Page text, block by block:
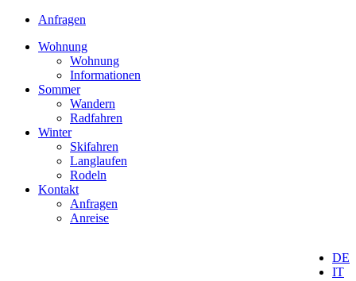
Anfragen
Wohnung
Wohnung
Informationen
Sommer
Wandern
Radfahren
Winter
Skifahren
Langlaufen
Rodeln
Kontakt
Anfragen
Anreise
DE
IT